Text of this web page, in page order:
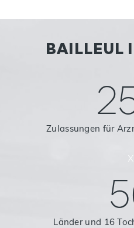
BAILLEUL
Zulassungen für
x
Länder und 16